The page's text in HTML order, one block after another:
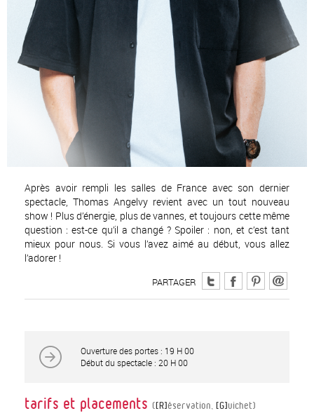
Après avoir rempli les salles de France avec son dernier
spectacle, Thomas Angelvy revient avec un tout nouveau
show ! Plus d’énergie, plus de vannes, et toujours cette même
question : est-ce qu’il a changé ? Spoiler : non, et c’est tant
mieux pour nous. Si vous l’avez aimé au début, vous allez
l’adorer !
PARTAGER
Ouverture des portes : 19 H 00
Début du spectacle : 20 H 00
tarifs et placements ( [R]éservation, [G]uichet)